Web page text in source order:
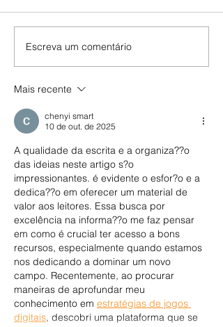
Onde está o outro?
Escreva um comentário
Mais recente
chenyi smart
10 de out. de 2025
A qualidade da escrita e a organiza??o
das ideias neste artigo s?o
impressionantes. é evidente o esfor?o e a
dedica??o em oferecer um material de
valor aos leitores. Essa busca por
excelência na informa??o me faz pensar
em como é crucial ter acesso a bons
recursos, especialmente quando estamos
nos dedicando a dominar um novo
campo. Recentemente, ao procurar
maneiras de aprofundar meu
conhecimento em estratégias de jogos
digitais, descobri uma plataforma que se